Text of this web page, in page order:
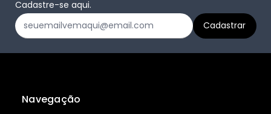
Cadastre-se aqui.
Navegação